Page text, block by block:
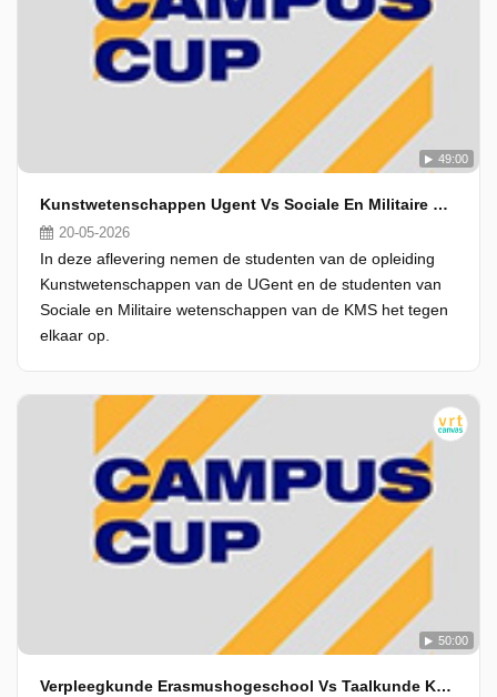
49:00
Kunstwetenschappen Ugent Vs Sociale En Militaire Wetenschappen Kms
20-05-2026
In deze aflevering nemen de studenten van de opleiding
Kunstwetenschappen van de UGent en de studenten van
Sociale en Militaire wetenschappen van de KMS het tegen
elkaar op.
50:00
Verpleegkunde Erasmushogeschool Vs Taalkunde Ku Leuven